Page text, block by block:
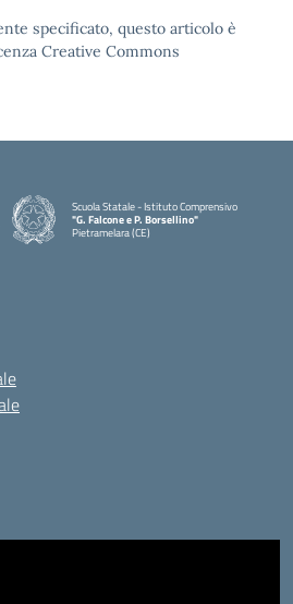
specificato, questo articolo è
Creative Commons
Scuola Statale - Istituto Comprensivo
"G. Falcone e P. Borsellino"
Pietramelara (CE)